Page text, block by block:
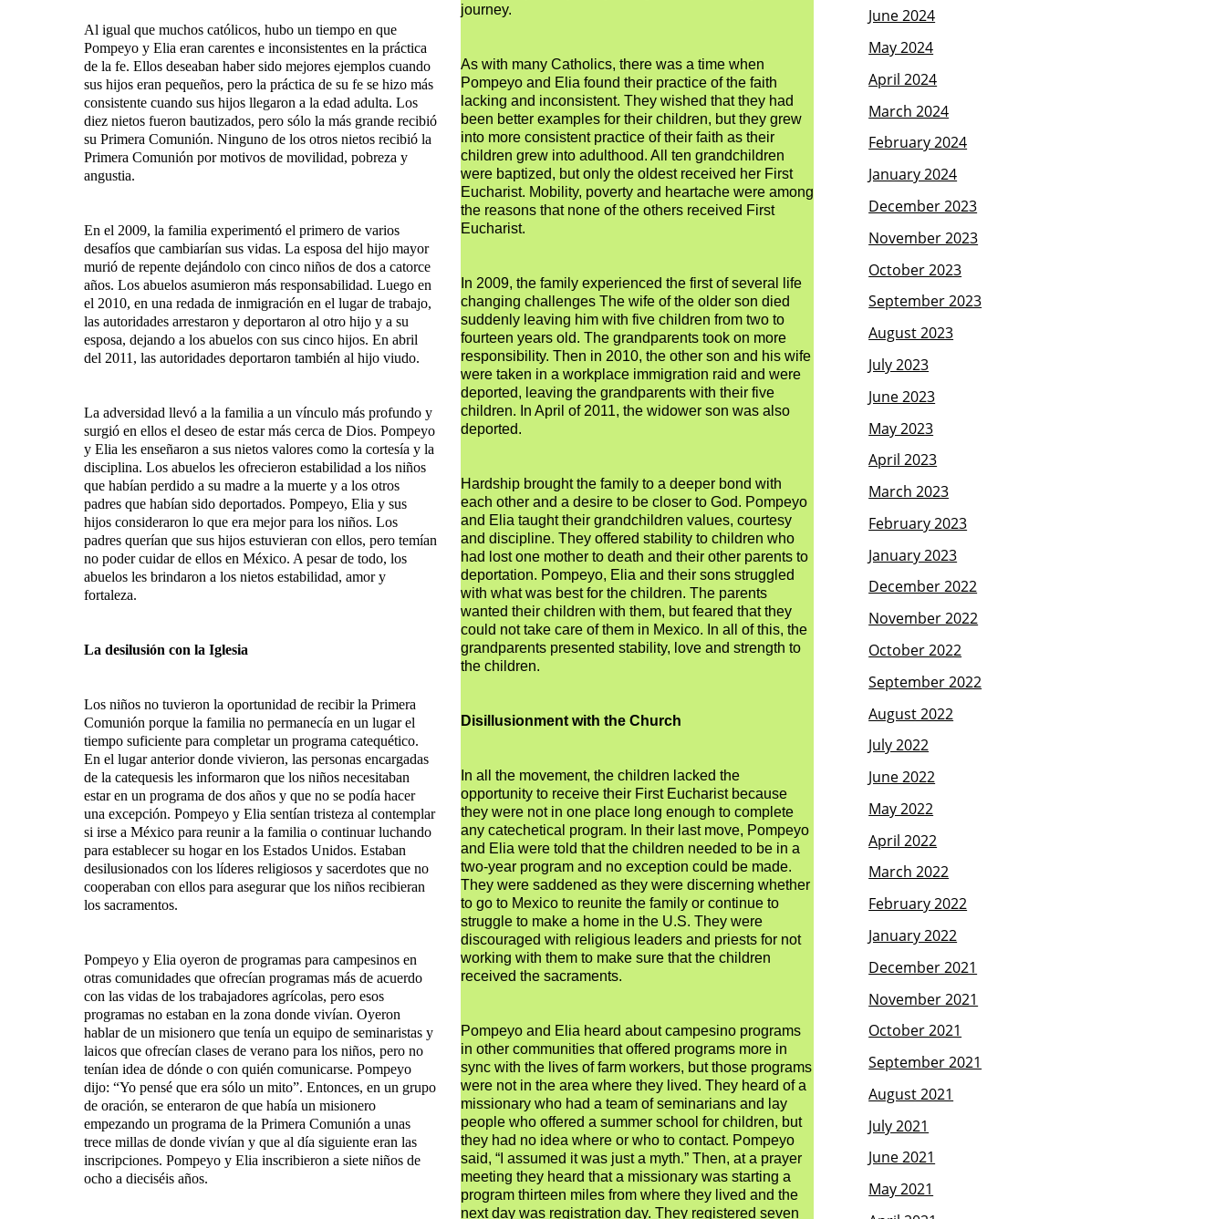
Al igual que muchos católicos, hubo un tiempo en que
Pompeyo y Elia eran carentes e inconsistentes en la práctica
de la fe. Ellos deseaban haber sido mejores ejemplos cuando
sus hijos eran pequeños, pero la práctica de su fe se hizo más
consistente cuando sus hijos llegaron a la edad adulta. Los
diez nietos fueron bautizados, pero sólo la más grande recibió
su Primera Comunión. Ninguno de los otros nietos recibió la
Primera Comunión por motivos de movilidad, pobreza y
angustia.
En el 2009, la familia experimentó el primero de varios
desafíos que cambiarían sus vidas. La esposa del hijo mayor
murió de repente dejándolo con cinco niños de dos a catorce
años. Los abuelos asumieron más responsabilidad. Luego en
el 2010, en una redada de inmigración en el lugar de trabajo,
las autoridades arrestaron y deportaron al otro hijo y a su
esposa, dejando a los abuelos con sus cinco hijos. En abril
del 2011, las autoridades deportaron también al hijo viudo.
La adversidad llevó a la familia a un vínculo más profundo y
surgió en ellos el deseo de estar más cerca de Dios. Pompeyo
y Elia les enseñaron a sus nietos valores como la cortesía y la
disciplina. Los abuelos les ofrecieron estabilidad a los niños
que habían perdido a su madre a la muerte y a los otros
padres que habían sido deportados. Pompeyo, Elia y sus
hijos consideraron lo que era mejor para los niños. Los
padres querían que sus hijos estuvieran con ellos, pero temían
no poder cuidar de ellos en México. A pesar de todo, los
abuelos les brindaron a los nietos estabilidad, amor y
fortaleza.
La desilusión con la Iglesia
Los niños no tuvieron la oportunidad de recibir la Primera
Comunión porque la familia no permanecía en un lugar el
tiempo suficiente para completar un programa catequético.
En el lugar anterior donde vivieron, las personas encargadas
de la catequesis les informaron que los niños necesitaban
estar en un programa de dos años y que no se podía hacer
una excepción. Pompeyo y Elia sentían tristeza al contemplar
si irse a México para reunir a la familia o continuar luchando
para establecer su hogar en los Estados Unidos. Estaban
desilusionados con los líderes religiosos y sacerdotes que no
cooperaban con ellos para asegurar que los niños recibieran
los sacramentos.
Pompeyo y Elia oyeron de programas para campesinos en
otras comunidades que ofrecían programas más de acuerdo
con las vidas de los trabajadores agrícolas, pero esos
programas no estaban en la zona donde vivían. Oyeron
hablar de un misionero que tenía un equipo de seminaristas y
laicos que ofrecían clases de verano para los niños, pero no
tenían idea de dónde o con quién comunicarse. Pompeyo
dijo: “Yo pensé que era sólo un mito”. Entonces, en un grupo
de oración, se enteraron de que había un misionero
empezando un programa de la Primera Comunión a unas
trece millas de donde vivían y que al día siguiente eran las
inscripciones. Pompeyo y Elia inscribieron a siete niños de
ocho a dieciséis años.
journey.
As with many Catholics, there was a time when
Pompeyo and Elia found their practice of the faith
lacking and inconsistent. They wished that they had
been better examples for their children, but they grew
into more consistent practice of their faith as their
children grew into adulthood. All ten grandchildren
were baptized, but only the oldest received her First
Eucharist. Mobility, poverty and heartache were among
the reasons that none of the others received First
Eucharist.
In 2009, the family experienced the first of several life
changing challenges The wife of the older son died
suddenly leaving him with five children from two to
fourteen years old. The grandparents took on more
responsibility. Then in 2010, the other son and his wife
were taken in a workplace immigration raid and were
deported, leaving the grandparents with their five
children. In April of 2011, the widower son was also
deported.
Hardship brought the family to a deeper bond with
each other and a desire to be closer to God. Pompeyo
and Elia taught their grandchildren values, courtesy
and discipline. They offered stability to children who
had lost one mother to death and their other parents to
deportation. Pompeyo, Elia and their sons struggled
with what was best for the children. The parents
wanted their children with them, but feared that they
could not take care of them in Mexico. In all of this, the
grandparents presented stability, love and strength to
the children.
Disillusionment with the Church
In all the movement, the children lacked the
opportunity to receive their First Eucharist because
they were not in one place long enough to complete
any catechetical program. In their last move, Pompeyo
and Elia were told that the children needed to be in a
two-year program and no exception could be made.
They were saddened as they were discerning whether
to go to Mexico to reunite the family or continue to
struggle to make a home in the U.S. They were
discouraged with religious leaders and priests for not
working with them to make sure that the children
received the sacraments.
Pompeyo and Elia heard about campesino programs
in other communities that offered programs more in
sync with the lives of farm workers, but those programs
were not in the area where they lived. They heard of a
missionary who had a team of seminarians and lay
people who offered a summer school for children, but
they had no idea where or who to contact. Pompeyo
said, “I assumed it was just a myth.” Then, at a prayer
meeting they heard that a missionary was starting a
program thirteen miles from where they lived and the
next day was registration day. They registered seven
June 2024
May 2024
April 2024
March 2024
February 2024
January 2024
December 2023
November 2023
October 2023
September 2023
August 2023
July 2023
June 2023
May 2023
April 2023
March 2023
February 2023
January 2023
December 2022
November 2022
October 2022
September 2022
August 2022
July 2022
June 2022
May 2022
April 2022
March 2022
February 2022
January 2022
December 2021
November 2021
October 2021
September 2021
August 2021
July 2021
June 2021
May 2021